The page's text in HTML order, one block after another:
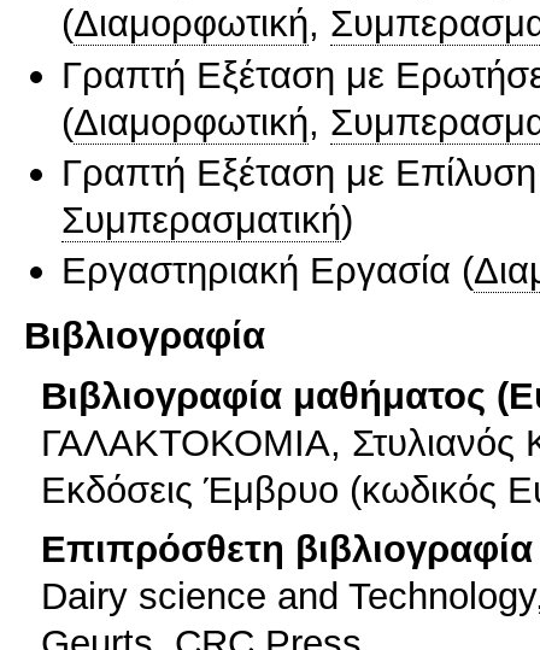
(Διαμορφωτική,
Γραπτή Εξέταση με
(Διαμορφωτική,
Γραπτή Εξέταση με
Συμπερασματική)
Εργαστηριακή Εργασία (
Βιβλιογραφία
Βιβλιογραφία μαθήματος
ΓΑΛΑΚΤΟΚΟΜΙΑ, Στυλιανός
Εκδόσεις Έμβρυο (κωδικός
Επιπρόσθετη βιβλιογραφία
Dairy science and